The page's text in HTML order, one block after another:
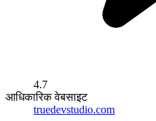
4.7
आधिकारिक वेबसाइट
truedevstudio.com